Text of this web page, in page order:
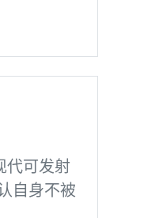
代可发射
自身不被